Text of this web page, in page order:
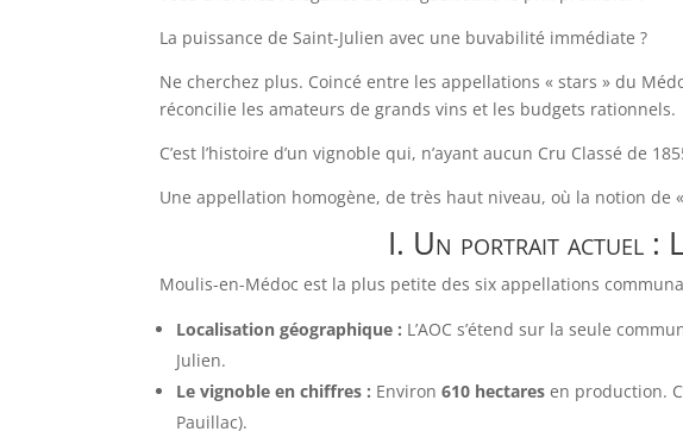
La puissance de Saint-Julien avec une buvabilité immédiate ?
Ne cherchez plus. Coincé entre les appellations « stars » du
réconcilie les amateurs de grands vins et les budgets rationnels.
C’est l’histoire d’un vignoble qui, n’ayant aucun Cru Classé de
Une appellation homogène, de très haut niveau, où la notion
I. Un portrait actuel :
Moulis-en-Médoc est la plus petite des six appellations
Localisation géographique : L’AOC s’étend sur la seule
Julien.
Le vignoble en chiffres : Environ610 hectares en production.
Pauillac).